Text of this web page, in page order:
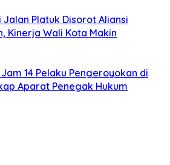
Jalan Platuk Disorot Aliansi
Kinerja Wali Kota Makin
14 Pelaku Pengeroyokan di
Aparat Penegak Hukum